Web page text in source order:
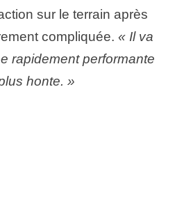
sur le terrain après
compliquée. « Il va
rapidement performante
honte. »